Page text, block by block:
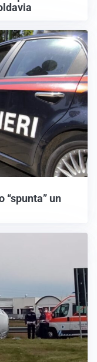
“spunta” un